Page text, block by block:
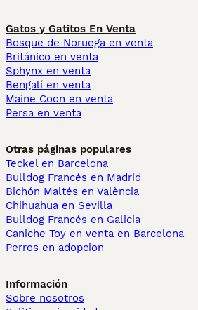
Gatos y Gatitos En Venta
Bosque de Noruega en venta
Británico en venta
Sphynx en venta
Bengalí en venta
Maine Coon en venta
Persa en venta
Otras páginas populares
Teckel en Barcelona
Bulldog Francés en Madrid
Bichón Maltés en València
Chihuahua en Sevilla
Bulldog Francés en Galicia
Caniche Toy en venta en Barcelona
Perros en adopcion
Información
Sobre nosotros